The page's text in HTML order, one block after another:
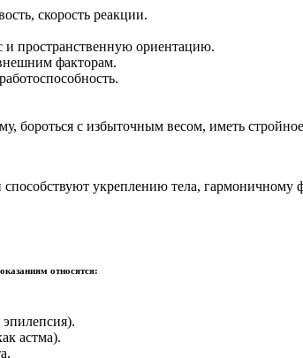
скорость реакции.
и пространственную ориентацию.
факторам.
бороться с избыточным весом, иметь
способствуют укреплению тела,
относятся:
астма).